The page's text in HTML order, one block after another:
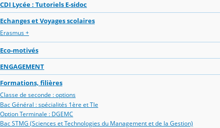
CDI Lycée : Tutoriels E-sidoc
Echanges et Voyages scolaires
Erasmus +
Eco-motivés
ENGAGEMENT
Formations, filières
Classe de seconde : options
Bac Général : spécialités 1ère et Tle
Option Terminale : DGEMC
Bac STMG (Sciences et Technologies du Management et de la Gestion)